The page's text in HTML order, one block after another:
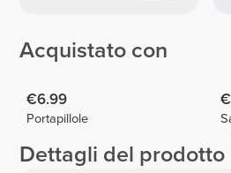
Acquistato con
€6.99
Portapillole
Dettagli del prodotto